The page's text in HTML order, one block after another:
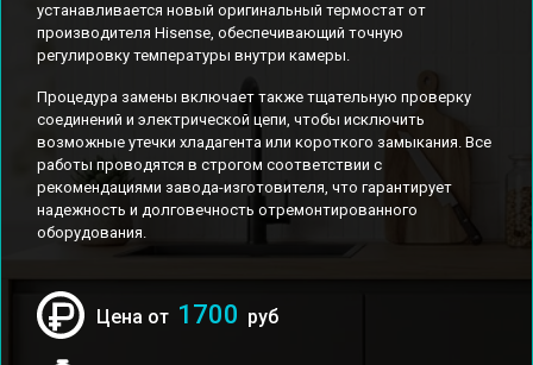
устанавливается новый оригинальный термостат от
производителя Hisense, обеспечивающий точную
регулировку температуры внутри камеры.
Процедура замены включает также тщательную проверку
соединений и электрической цепи, чтобы исключить
возможные утечки хладагента или короткого замыкания. Все
работы проводятся в строгом соответствии с
рекомендациями завода-изготовителя, что гарантирует
надежность и долговечность отремонтированного
оборудования.
Цена от 1700 руб